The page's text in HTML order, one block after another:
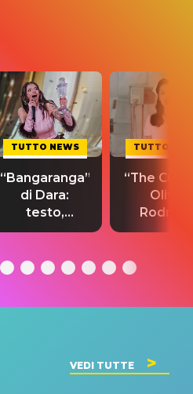
TUTTO NEWS
“Bangaranga”
di Dara:
testo,
traduzione e
del singolo
TUTTO
“The
Olivia
testo,
VEDI TUTTE